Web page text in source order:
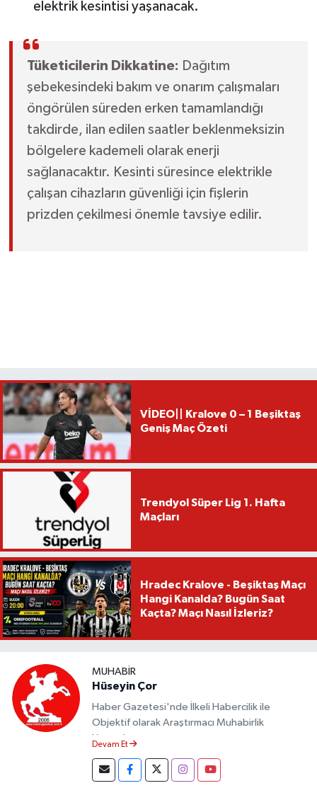
elektrik kesintisi yaşanacak.
Tüketicilerin Dikkatine: Dağıtım
şebekesindeki bakım ve onarım çalışmaları
öngörülen süreden erken tamamlandığı
takdirde, ilan edilen saatler beklenmeksizin
bölgelere kademeli olarak enerji
sağlanacaktır. Kesinti süresince elektrikle
çalışan cihazların güvenliği için fişlerin
prizden çekilmesi önemle tavsiye edilir.
VİDEO|| Kralove 0 – 1 Beşiktaş
Geniş Maç Özeti
Trendyol Süper Lig 1. Hafta
Maçları
Hradec Kralove - Beşiktaş Maçı
Hangi Kanalda? Bugün Saat
Kaçta? Maçı Nasıl İzleriz?
MUHABIR
Hüseyin Çor
Haber Gazetesi'nde İlkeli Habercilik ile
Objektif olarak Araştırmacı Muhabirlik
Yapmaktayım.
Devam Et